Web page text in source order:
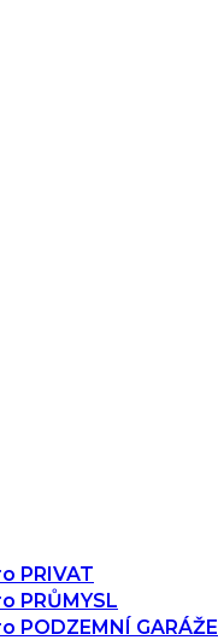
PRIVAT
PRŮMYSL
PODZEMNÍ GARÁŽE